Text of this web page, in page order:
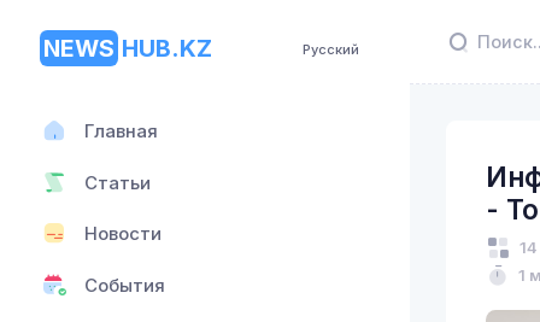
NEWS HUB.KZ Русский
Главная
Статьи
Новости
События
-
1